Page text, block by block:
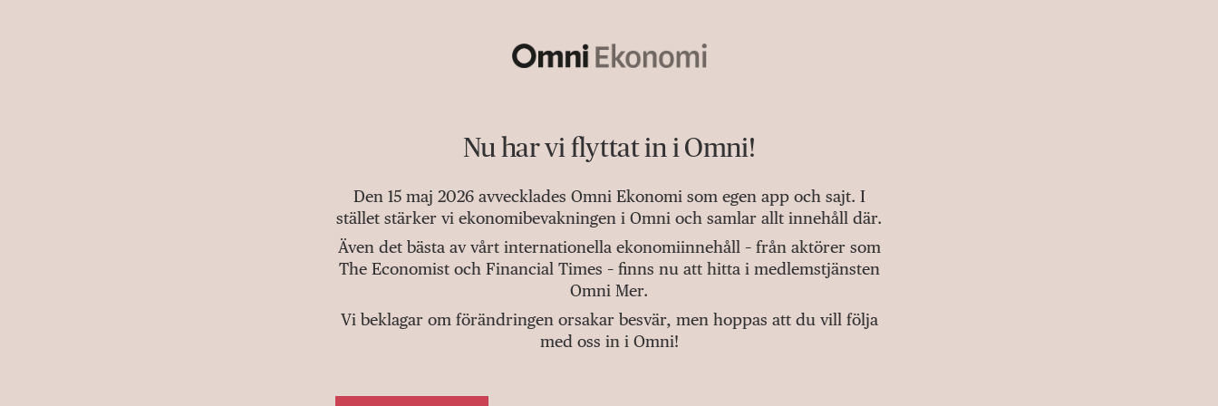
Nu har vi flyttat in i Omni!
Den 15 maj 2026 avvecklades Omni Ekonomi som egen app och sajt. I
stället stärker vi ekonomibevakningen i Omni och samlar allt innehåll där.
Även det bästa av vårt internationella ekonomiinnehåll – från aktörer som
The Economist och Financial Times – finns nu att hitta i medlemstjänsten
Omni Mer.
Vi beklagar om förändringen orsakar besvär, men hoppas att du vill följa
med oss in i Omni!